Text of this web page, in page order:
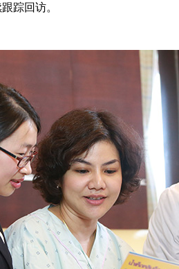
踪回访。